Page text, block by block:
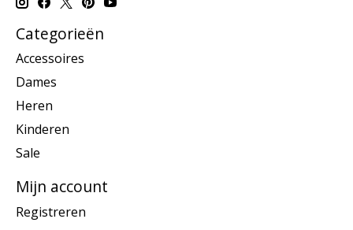
Categorieën
Accessoires
Dames
Heren
Kinderen
Sale
Mijn account
Registreren